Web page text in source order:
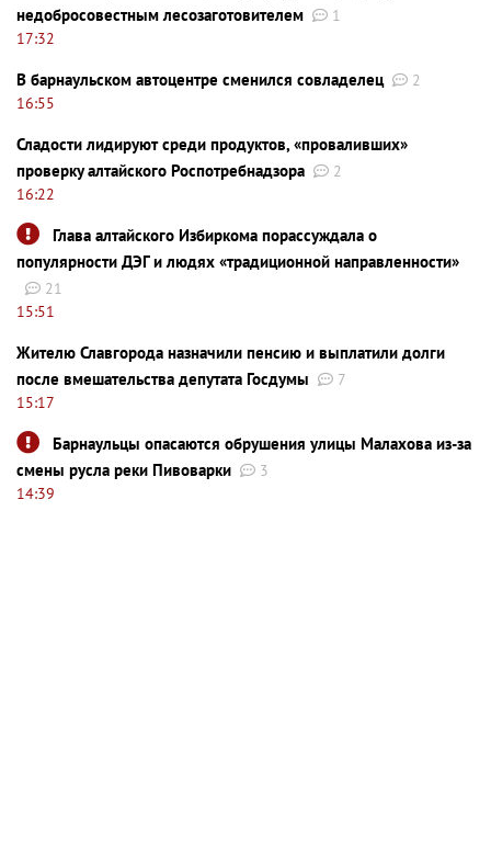
недобросовестным лесозаготовителем
1
17:32
В барнаульском автоцентре сменился совладелец
2
16:55
Сладости лидируют среди продуктов, «проваливших»
проверку алтайского Роспотребнадзора
2
16:22
Глава алтайского Избиркома порассуждала о
популярности ДЭГ и людях «традиционной направленности»
21
15:51
Жителю Славгорода назначили пенсию и выплатили долги
после вмешательства депутата Госдумы
7
15:17
Барнаульцы опасаются обрушения улицы Малахова из-за
смены русла реки Пивоварки
3
14:39